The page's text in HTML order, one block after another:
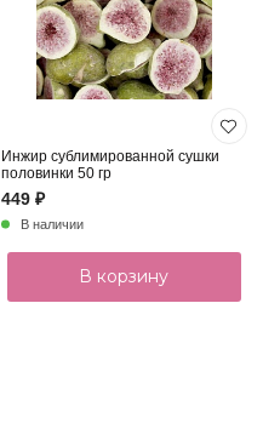
Инжир сублимированной сушки
половинки 50 гр
449 ₽
В наличии
В корзину